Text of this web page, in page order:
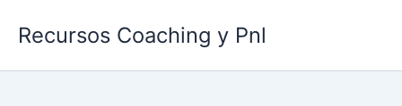
Recursos Coaching y Pnl